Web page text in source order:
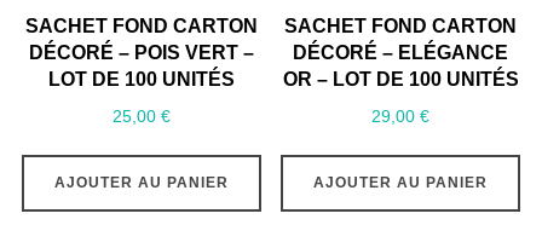
SACHET FOND CARTON
DÉCORÉ – POIS VERT –
LOT DE 100 UNITÉS
25,00 €
AJOUTER AU PANIER
SACHET FOND CARTON
DÉCORÉ – ELÉGANCE
OR – LOT DE 100 UNITÉS
29,00€
AJOUTER AU PANIER